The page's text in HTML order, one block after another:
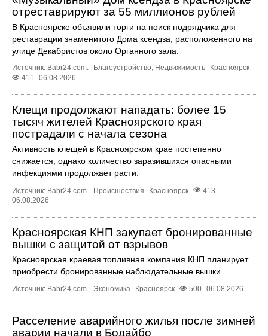
отреставрируют за 55 миллионов рублей
В Красноярске объявили торги на поиск подрядчика для
реставрации знаменитого Дома ксендза, расположенного на
улице Декабристов около Органного зала.
Источник: Babr24.com. Благоустройство, Недвижимость
Красноярск
411
06.08.2026
Клещи продолжают нападать: более 15
тысяч жителей Красноярского края
пострадали с начала сезона
Активность клещей в Красноярском крае постепенно
снижается, однако количество заразившихся опасными
инфекциями продолжает расти.
Источник: Babr24.com Происшествия Красноярск
413
06.08.2026
Красноярская КНП закупает бронированные
вышки с защитой от взрывов
Красноярская краевая топливная компания КНП планирует
приобрести бронированные наблюдательные вышки.
Источник: Babr24.com Экономика Красноярск 500 06.08.2026
Расселение аварийного жилья после зимней
аварии начали в Бодайбо